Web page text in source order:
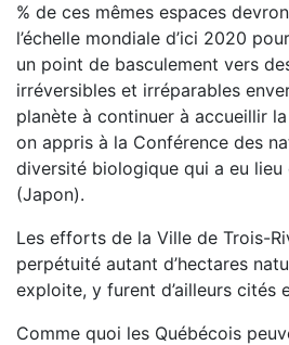
% de ces mêmes espaces
l’échelle mondiale d’ici 2020
un point de basculement vers
irréversibles et irréparables
planète à continuer à accueillir
on appris à la Conférence des
diversité biologique qui a eu lieu
(Japon).
Les efforts de la Ville de Trois-
perpétuité autant d’hectares
exploite, y furent d’ailleurs cités
Comme quoi les Québécois